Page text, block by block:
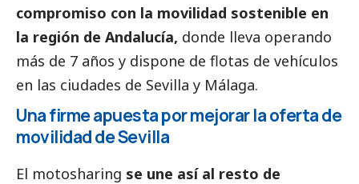
compromiso con la movilidad sostenible en
la región de Andalucía, donde lleva operando
más de 7 años y dispone de flotas de vehículos
en las ciudades de Sevilla y Málaga.
Una firme apuesta por mejorar la oferta de
movilidad de Sevilla
El motosharing se une así al resto de